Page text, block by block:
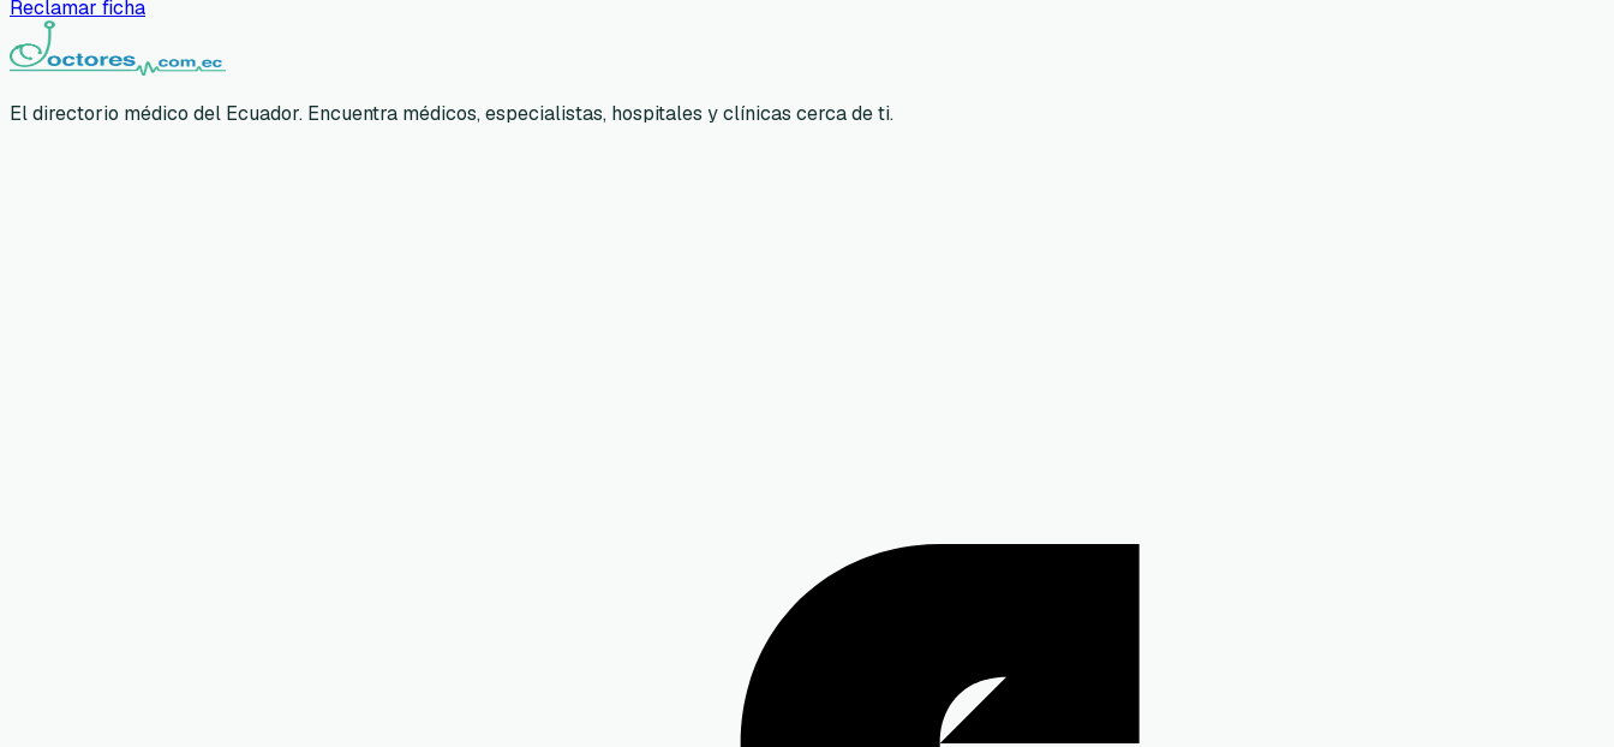
Reclamar ficha
El directorio médico del Ecuador. Encuentra médicos, especialistas, hospitales y clínicas cerca de ti.